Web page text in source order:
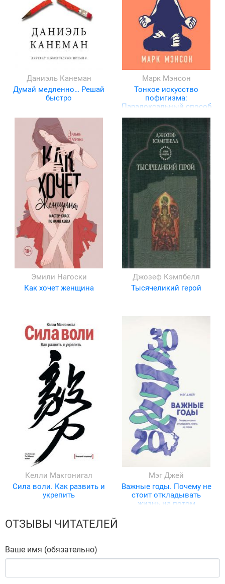
Даниэль Канеман
Думай медленно… Решай
быстро
Марк Мэнсон
Тонкое искусство
пофигизма:
Парадоксальный способ
Эмили Нагоски
Как хочет женщина
Джозеф Кэмпбелл
Тысячеликий герой
Келли Макгонигал
Сила воли. Как развить и
укрепить
Мэг Джей
Важные годы. Почему не
стоит откладывать
жизнь на потом
ОТЗЫВЫ ЧИТАТЕЛЕЙ
Ваше имя (обязательно)